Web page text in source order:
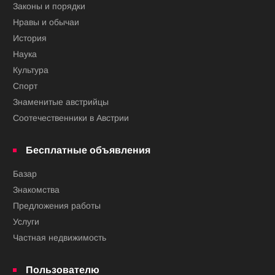
Законы и порядки
Нравы и обычаи
История
Наука
Культура
Спорт
Знаменитые австрийцы
Соотечественники в Австрии
Бесплатные объявления
Базар
Знакомства
Предложения работы
Услуги
Частная недвижимость
Пользователю